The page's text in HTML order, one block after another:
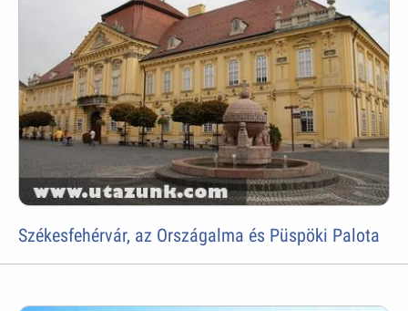
Székesfehérvár, az Országalma és Püspöki Palota